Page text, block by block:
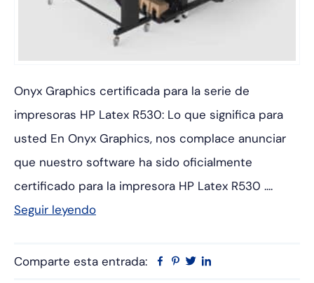
Onyx Graphics certificada para la serie de
impresoras HP Latex R530: Lo que significa para
usted En Onyx Graphics, nos complace anunciar
que nuestro software ha sido oficialmente
certificado para la impresora HP Latex R530 ....
Seguir leyendo
Comparte esta entrada: Facebook
Pinterest
Twitter